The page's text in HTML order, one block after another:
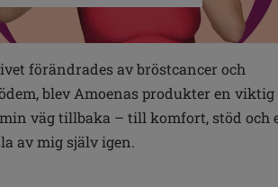
förändrades av bröstcancer och
blev Amoenas produkter en viktig
väg tillbaka – till komfort, stöd och
av mig själv igen.